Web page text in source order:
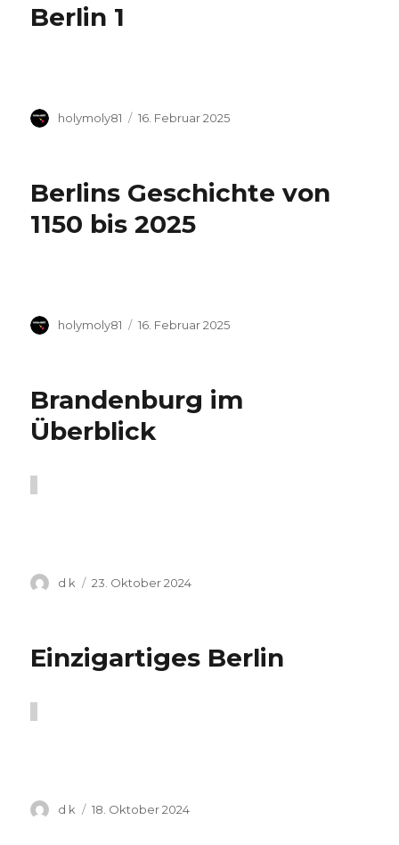
Berlin 1
Autor
holymoly81
Veröffentlicht
16. Februar 2025
Berlins Geschichte von
1150 bis 2025
Autor
holymoly81
Veröffentlicht
16. Februar 2025
Brandenburg im
Überblick
Autor
d k
Veröffentlicht
23. Oktober 2024
Einzigartiges Berlin
Autor
d k
Veröffentlicht
18. Oktober 2024